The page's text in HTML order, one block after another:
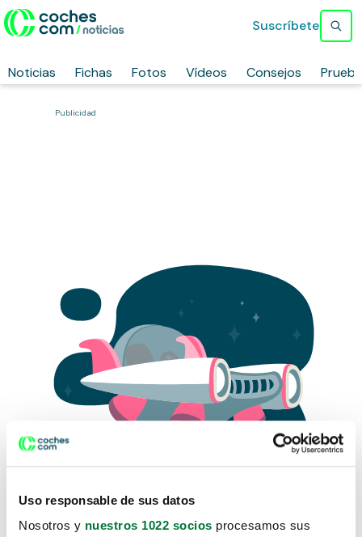
Uso responsable de sus datos
Nosotros y nuestros 1022 socios procesamos sus
Noticias Fichas Fotos Vídeos Consejos
Suscríbete
Publicidad